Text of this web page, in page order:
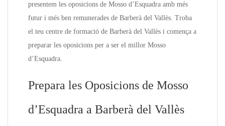
presentem les oposicions de Mosso d’Esquadra amb més
futur i més ben remunerades de Barberà del Vallès. Troba
el teu centre de formació de Barberà del Vallès i comença a
preparar les oposicions per a ser el millor Mosso
d’Esquadra.
Prepara les Oposicions de Mosso
d’Esquadra a Barberà del Vallès